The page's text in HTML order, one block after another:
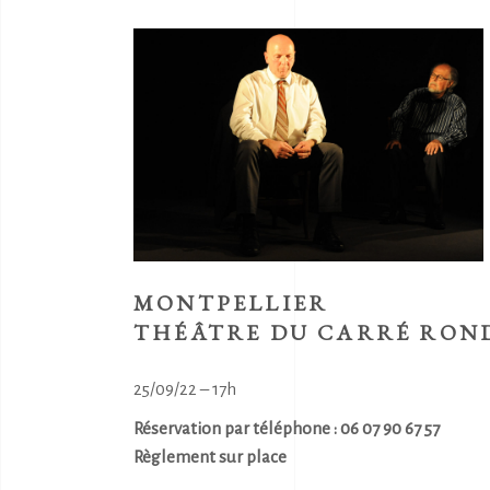
MONTPELLIER
THÉÂTRE DU CARRÉ
25/09/22 – 17h
Réservation par téléphone : 06 07 90 67 57
Règlement sur place